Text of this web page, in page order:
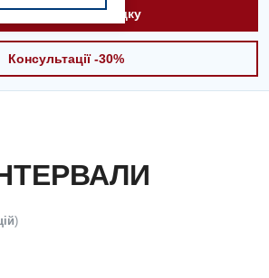
Викликати швидку
Консультації -30%
)